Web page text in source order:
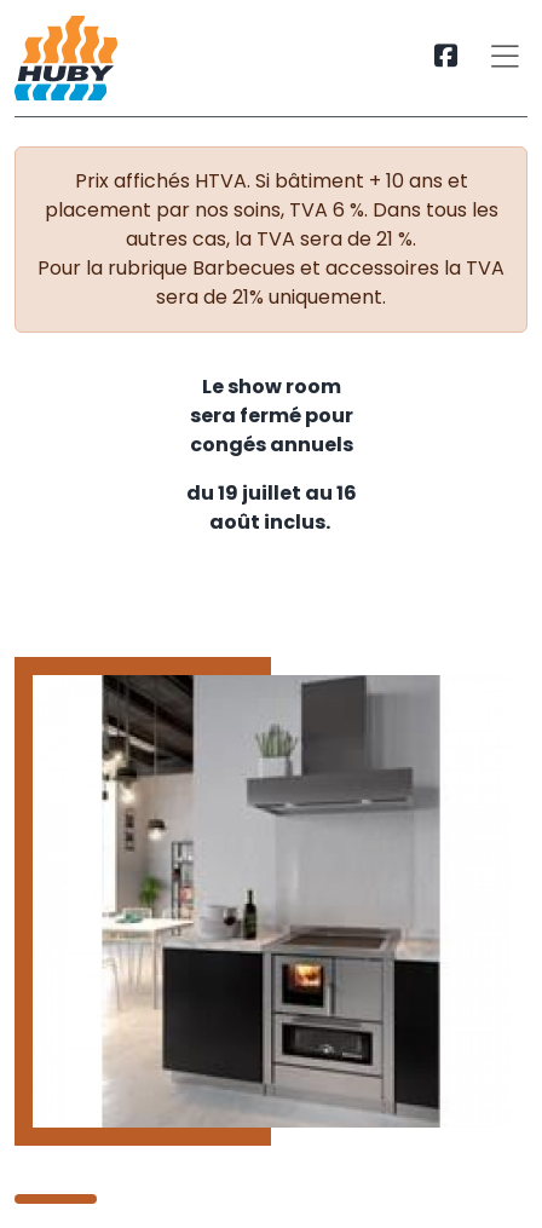
Prix affichés HTVA. Si bâtiment + 10 ans et
placement par nos soins, TVA 6 %. Dans tous les
autres cas, la TVA sera de 21 %.
Pour la rubrique Barbecues et accessoires la TVA
sera de 21% uniquement.
Le show room
sera fermé pour
congés annuels
du 19 juillet au 16
août inclus.